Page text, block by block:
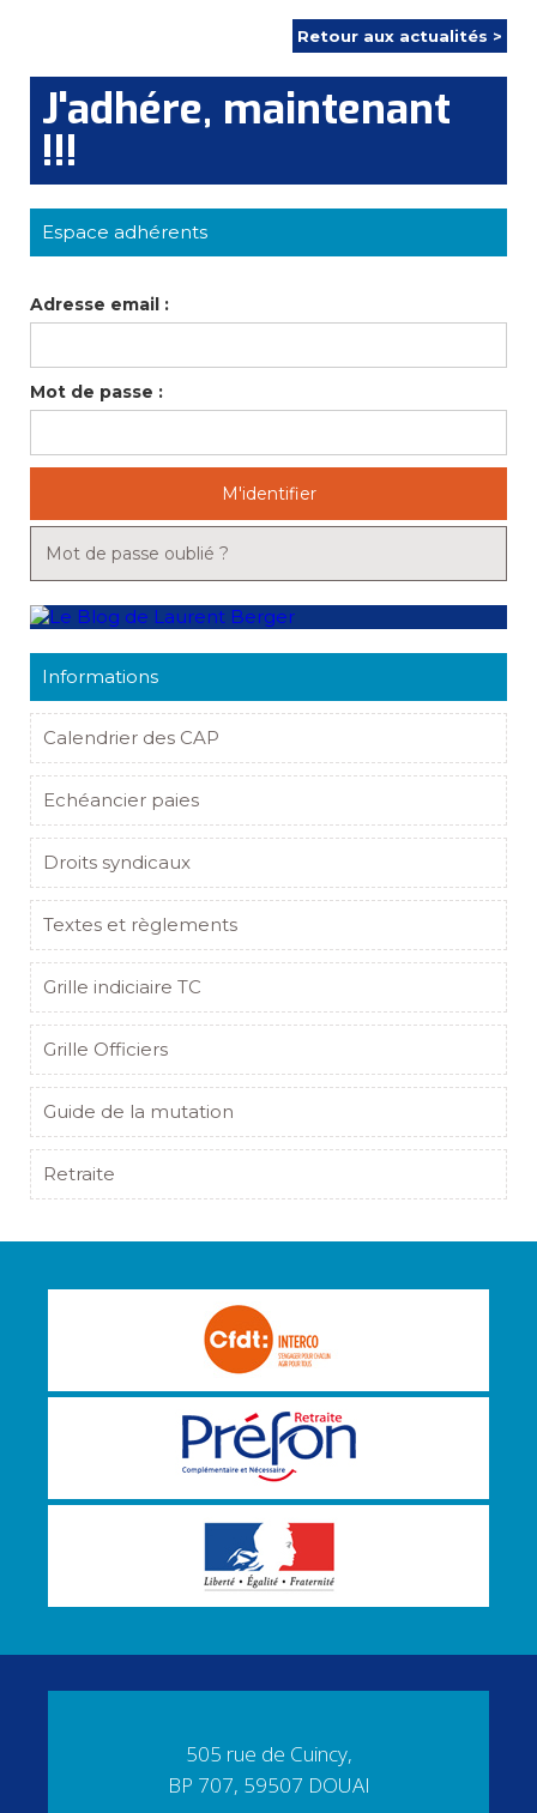
Retour aux actualités >
J'adhére, maintenant
!!!
Espace adhérents
Adresse email :
Mot de passe :
M'identifier
Mot de passe oublié ?
Informations
Calendrier des CAP
Echéancier paies
Droits syndicaux
Textes et règlements
Grille indiciaire TC
Grille Officiers
Guide de la mutation
Retraite
505 rue de Cuincy,
BP 707, 59507 DOUAI